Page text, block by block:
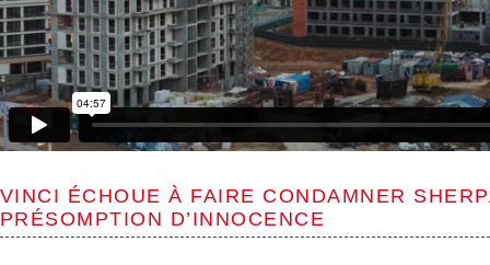
VINCI ÉCHOUE À FAIRE CONDAMNER
PRÉSOMPTION D’INNOCENCE